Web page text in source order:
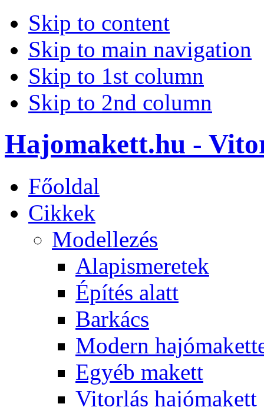
Skip to content
Skip to main navigation
Skip to 1st column
Skip to 2nd column
Hajomakett.hu -
Főoldal
Cikkek
Modellezés
Alapismeretek
Építés alatt
Barkács
Modern
Egyéb makett
Vitorlás hajómakett